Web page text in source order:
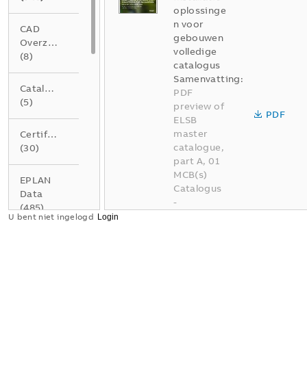
CAD
Overzichtstekening
(8)
Catalogus
(5)
Certificaat
(30)
EPLAN
Data
(485)
oplossinge
n voor
gebouwen
volledige
catalogus
Samenvatting:
PDF
preview of
ELSB
master
catalogue,
part A, 01
MCB(s)
Catalogus
-
PDF
U bent niet ingelogd